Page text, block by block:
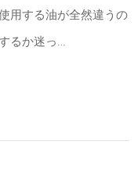
用する油が全然違うの
るか迷っ…